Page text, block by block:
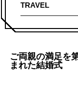
TRAVEL
ご両親の満足を
まれた結婚式